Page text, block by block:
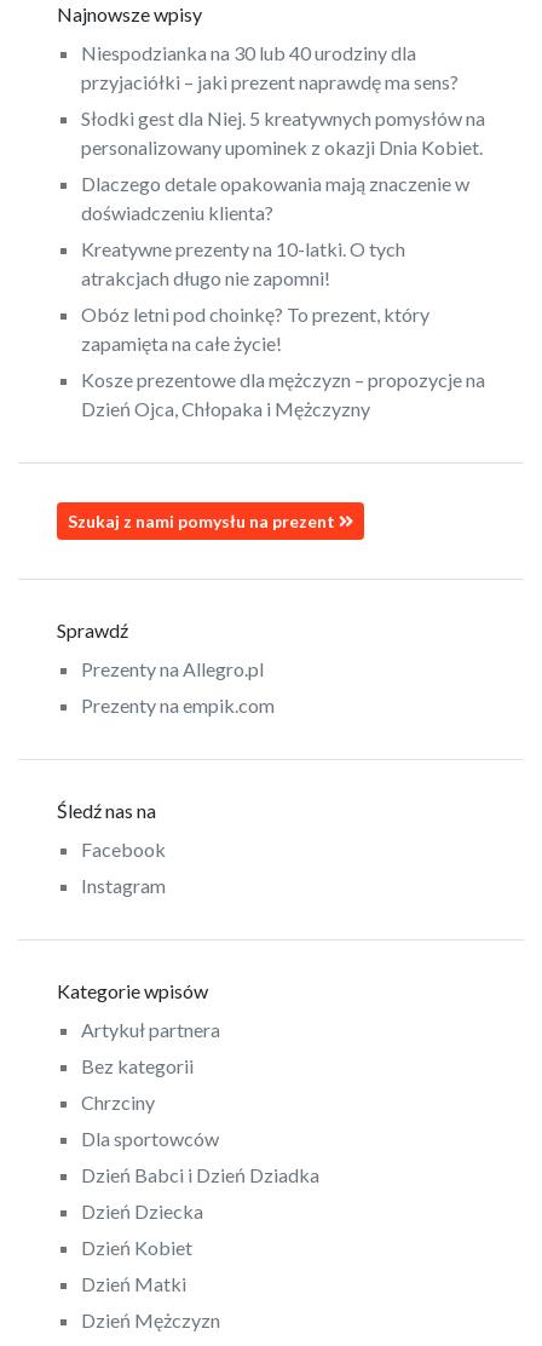
Najnowsze wpisy
Niespodzianka na 30 lub 40 urodziny dla
przyjaciółki – jaki prezent naprawdę ma sens?
Słodki gest dla Niej. 5 kreatywnych pomysłów na
personalizowany upominek z okazji Dnia Kobiet.
Dlaczego detale opakowania mają znaczenie w
doświadczeniu klienta?
Kreatywne prezenty na 10-latki. O tych
atrakcjach długo nie zapomni!
Obóz letni pod choinkę? To prezent, który
zapamięta na całe życie!
Kosze prezentowe dla mężczyzn – propozycje na
Dzień Ojca, Chłopaka i Mężczyzny
Szukaj z nami pomysłu na prezent
Sprawdź
Prezenty na Allegro.pl
Prezenty na empik.com
Śledź nas na
Facebook
Instagram
Kategorie wpisów
Artykuł partnera
Bez kategorii
Chrzciny
Dla sportowców
Dzień Babci i Dzień Dziadka
Dzień Dziecka
Dzień Kobiet
Dzień Matki
Dzień Mężczyzn